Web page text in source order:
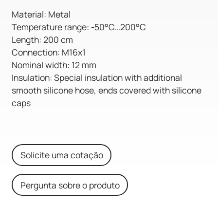
Material: Metal
Temperature range: -50°C...200°C
Length: 200 cm
Connection: M16x1
Nominal width: 12 mm
Insulation: Special insulation with additional
smooth silicone hose, ends covered with silicone
caps
Solicite uma cotação
Pergunta sobre o produto